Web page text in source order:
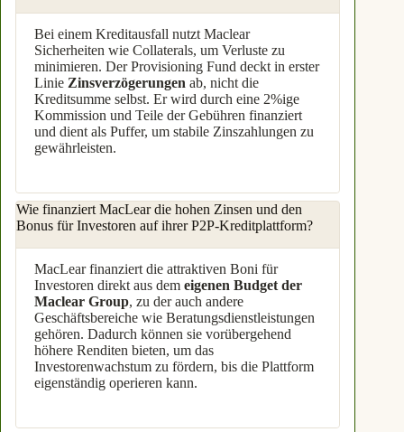
Bei einem Kreditausfall nutzt Maclear
Sicherheiten wie Collaterals, um Verluste zu
minimieren. Der Provisioning Fund deckt in erster
Linie Zinsverzögerungen ab, nicht die
Kreditsumme selbst. Er wird durch eine 2%ige
Kommission und Teile der Gebühren finanziert
und dient als Puffer, um stabile Zinszahlungen zu
gewährleisten.
Wie finanziert MacLear die hohen Zinsen und den
Bonus für Investoren auf ihrer P2P-Kreditplattform?
MacLear finanziert die attraktiven Boni für
Investoren direkt aus dem eigenen Budget der
Maclear Group, zu der auch andere
Geschäftsbereiche wie Beratungsdienstleistungen
gehören. Dadurch können sie vorübergehend
höhere Renditen bieten, um das
Investorenwachstum zu fördern, bis die Plattform
eigenständig operieren kann.